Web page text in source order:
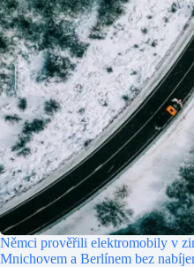
Němci prověřili elektromobily v
Mnichovem a Berlínem bez